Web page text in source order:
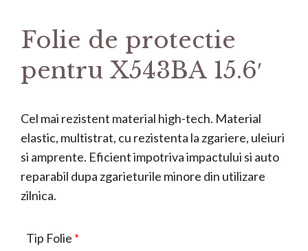
Folie de protectie
pentru X543BA 15.6′
Cel mai rezistent material high-tech. Material
elastic, multistrat, cu rezistenta la zgariere, uleiuri
si amprente. Eficient impotriva impactului si auto
reparabil dupa zgarieturile minore din utilizare
zilnica.
Tip Folie *